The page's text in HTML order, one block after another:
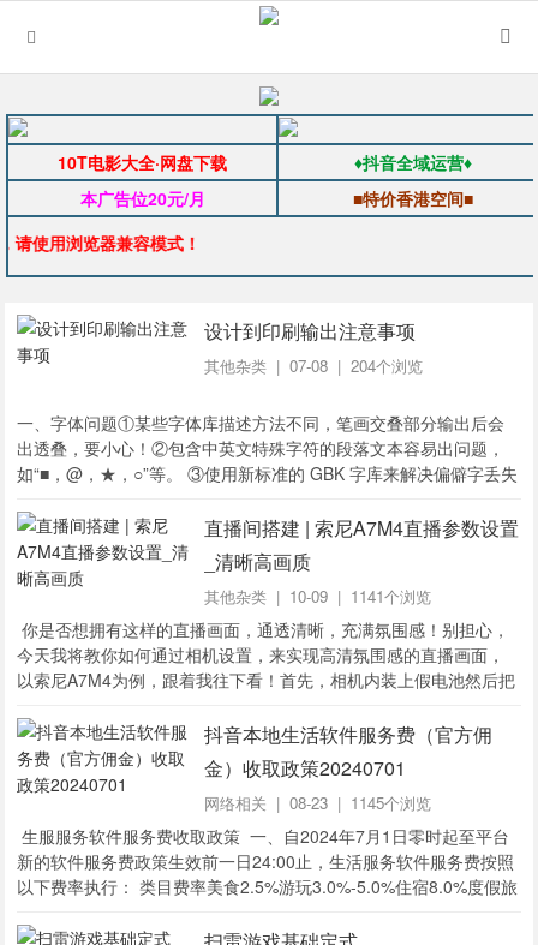
10T电影大全·网盘下载
♦抖音全域运营♦
本广告位20元/月
■特价香港空间■
使用浏览器兼容模式！
设计到印刷输出注意事项
其他杂类| 07-08 | 204个浏览
一、字体问题①某些字体库描述方法不同，笔画交叠部分输出后会
出透叠，要小心！②包含中英文特殊字符的段落文本容易出问题，
如“■，@，★，○”等。 ③使用新标准的 GBK 字库来解决偏僻字丢失
（C10 M30...
直播间搭建 | 索尼A7M4直播参数设置
_清晰高画质
其他杂类| 10-09 | 1141个浏览
你是否想拥有这样的直播画面，通透清晰，充满氛围感！别担心，
今天我将教你如何通过相机设置，来实现高清氛围感的直播画面，
以索尼A7M4为例，跟着我往下看！首先，相机内装上假电池然后把
设置为4K，进入动态影像设置，...抖音本地生活软件服务费（官方佣
金）收取政策20240701
网络相关 | 08-23 | 1145个浏览
生服服务软件服务费收取政策 一、自2024年7月1日零时起至平台
新的软件服务费政策生效前一日24:00止，生活服务软件服务费按照
以下费率执行： 类目费率美食2.5%游玩3.0%-5.0%住宿8.0%度假旅